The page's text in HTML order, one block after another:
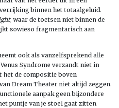
binnen het totaalgeluid.
, waar de toetsen niet binnen de
sowieso fragmentarisch aan
ook als vanzelfsprekend alle
Syndrome verzandt niet in
de compositie boven
Dream Theater niet altijd zeggen.
aanpak geen bijzondere
puntje van je stoel gaat zitten.